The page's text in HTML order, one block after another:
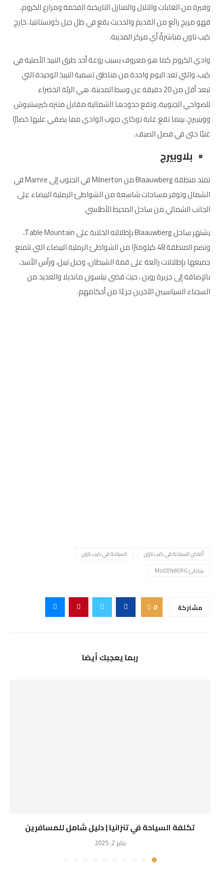
وفيرة من الغابات والتلال والمنازل التاريخية الفخمة ومزارع الكروم،
فهو مزيج رائع من القديم والحديث يقع في ظل جبل كونستانتيا، خارج
كيب تاون مباشرةً أي مركز المدينة.
وادي الكروم كما هو معروف بسبب روعة أحد طرق النبيذ الأصلية في
كيب، والتي تعد اليوم واحدة من مناطق تسمية النبيذ الوحيدة التي
تبعد أقل من 20 دقيقة عن وسط المدينة، هي الرئة الخضراء
للضواحي الجنوبية، وتقع حدودها الشمالية مقابل متنزه كيرستنبوش
ووينبيرج، بينما تقع غابة توكاي جنوب الوادي مما يضفي عليها خضارًا
غنيًا حتى في فصل الصيف.
بلاوبيرج
تمتد منطقة Blaauwberg من Milnerton في الجنوب إلى Mamre في
الشمال وتوفر مساحات شاسعة من الشواطئ الرملية البيضاء على
الجانب الشمالي من ساحل المحيط الأطلسي.
يشتهر ساحل Blaauwberg بإطلالته الخلابة على Table Mountain،
وتضم المنطقة 48 كيلومترًا من الشواطئ الرملية البيضاء التي تتمتع
جميعها بإطلالات رائعة على قمة الشيطان، وجبل تيبل، ورأس الأسد،
بالإضافة إلى جزيرة روبن ، حيث قضى نيلسون مانديلا والعديد من
السجناء السياسيين الآخرين جزءًا من أحكامهم.
أماكن السياحة في كيب تاون
السياحة في كيب تاون
شاطئ MUIZENBERG
مشاركة 0
ربما يعجبك أيضا
تكلفة السياحة في تنزانيا | دليل شامل للمسافرين
يناير 2, 2025